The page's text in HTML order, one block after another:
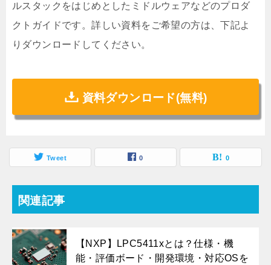
ルスタックをはじめとしたミドルウェアなどのプロダ
クトガイドです。詳しい資料をご希望の方は、下記よ
りダウンロードしてください。
資料ダウンロード(無料)
Tweet 0 0
関連記事
【NXP】LPC5411xとは？仕様・機
能・評価ボード・開発環境・対応OSを